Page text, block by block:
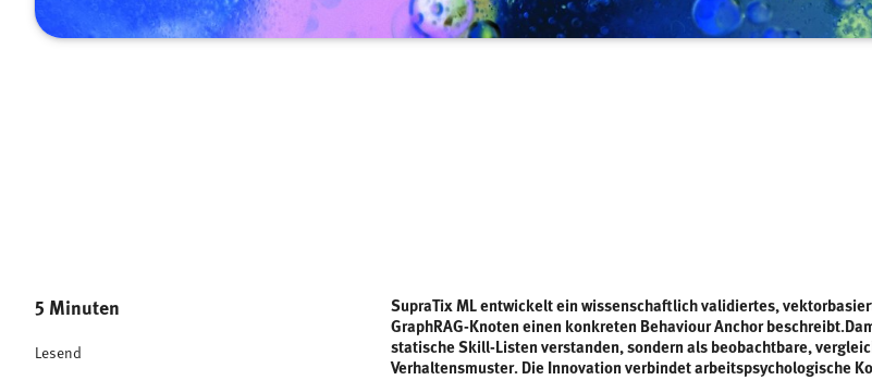
5 Minuten
Lesend
SupraTix ML entwickelt ein wissenschaftlich validiertes,
GraphRAG-Knoten einen konkreten Behaviour Anchor
statische Skill-Listen verstanden, sondern als beobachtbare,
Verhaltensmuster. Die Innovation verbindet arbeitspsychologische